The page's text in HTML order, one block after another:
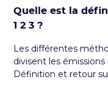
Quelle est la
1 2 3 ?
Les différentes
divisent les émissions
Définition et retour